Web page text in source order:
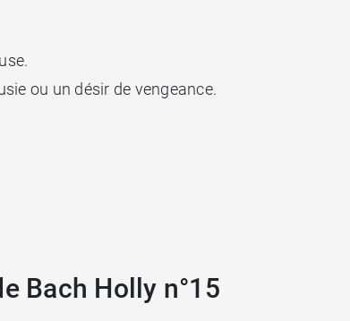
ou un désir de vengeance.
Bach Holly n°15